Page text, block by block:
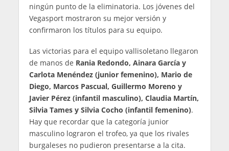
ningún punto de la eliminatoria. Los jóvenes del
Vegasport mostraron su mejor versión y
confirmaron los títulos para su equipo.
Las victorias para el equipo vallisoletano llegaron
de manos de Rania Redondo, Ainara García y
Carlota Menéndez (junior femenino), Mario de
Diego, Marcos Pascual, Guillermo Moreno y
Javier Pérez (infantil masculino), Claudia Martín,
Silvia Tames y Silvia Cocho (infantil femenino).
Hay que recordar que la categoría junior
masculino lograron el trofeo, ya que los rivales
burgaleses no pudieron presentarse a la cita.